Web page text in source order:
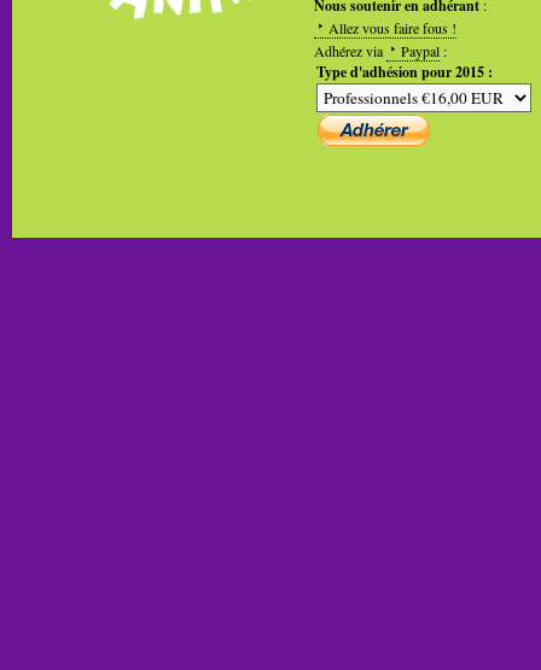
Nous soutenir en adhérant :
Allez vous faire fous !
Adhérez via
Paypal :
Type d'adhésion pour 2015 :